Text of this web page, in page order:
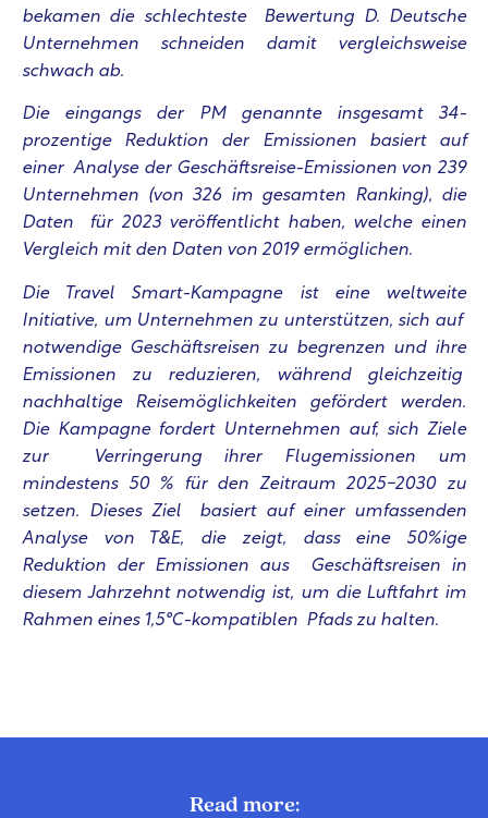
bekamen die schlechteste Bewertung D. Deutsche
Unternehmen schneiden damit vergleichsweise
schwach ab.
Die eingangs der PM genannte insgesamt 34-
prozentige Reduktion der Emissionen basiert auf
einer Analyse der Geschäftsreise-Emissionen von 239
Unternehmen (von 326 im gesamten Ranking), die
Daten für 2023 veröffentlicht haben, welche einen
Vergleich mit den Daten von 2019 ermöglichen.
Die Travel Smart-Kampagne ist eine weltweite
Initiative, um Unternehmen zu unterstützen, sich auf
notwendige Geschäftsreisen zu begrenzen und ihre
Emissionen zu reduzieren, während gleichzeitig
nachhaltige Reisemöglichkeiten gefördert werden.
Die Kampagne fordert Unternehmen auf, sich Ziele
zur Verringerung ihrer Flugemissionen um
mindestens 50 % für den Zeitraum 2025-2030 zu
setzen. Dieses Ziel basiert auf einer umfassenden
Analyse von T&E, die zeigt, dass eine 50%ige
Reduktion der Emissionen aus Geschäftsreisen in
diesem Jahrzehnt notwendig ist, um die Luftfahrt im
Rahmen eines 1,5°C-kompatiblen Pfads zu halten.
Read more: